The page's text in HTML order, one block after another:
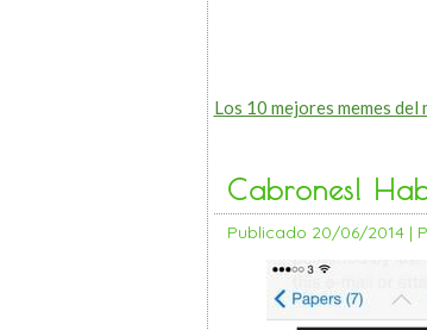
Los 10 mejores memes
Cabrones!
Publicado 20/06/2014|